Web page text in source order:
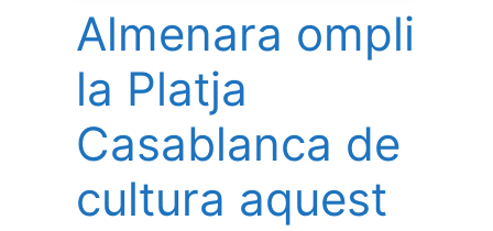
Almenara ompli
la Platja
Casablanca de
cultura aquest